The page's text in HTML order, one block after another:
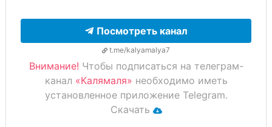
Посмотреть канал
t.me/kalyamalya7
Внимание! Чтобы подписаться на телеграм-
канал «Калямаля» необходимо иметь
установленное приложение Telegram.
Скачать